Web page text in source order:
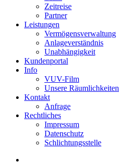
Zeitreise
Partner
Leistungen
Vermögensverwaltung
Anlageverständnis
Unabhängigkeit
Kundenportal
Info
VUV-Film
Unsere Räumlichkeiten
Kontakt
Anfrage
Rechtliches
Impressum
Datenschutz
Schlichtungsstelle